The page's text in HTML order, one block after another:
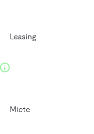
Leasing
Miete